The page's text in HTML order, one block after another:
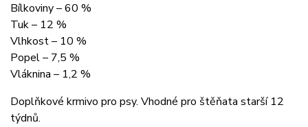
Bílkoviny – 60 %
Tuk – 12 %
Vlhkost – 10 %
Popel – 7,5 %
Vláknina – 1,2 %
Doplňkové krmivo pro psy. Vhodné pro štěňata starší 12
týdnů.